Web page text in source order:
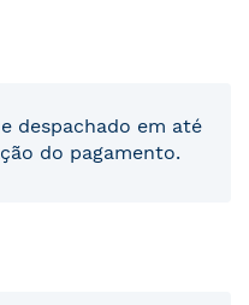
despachado em até
do pagamento.